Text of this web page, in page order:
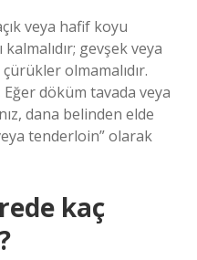
veya hafif koyu
kalmalıdır; gevşek veya
olmamalıdır.
Eğer döküm tavada veya
dana belinden elde
tenderloin” olarak
kaç